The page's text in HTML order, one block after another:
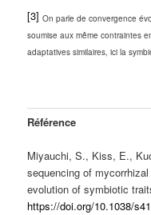
[3] On parle de convergence
soumise aux même contraintes
adaptatives similaires, ici la
Référence
Miyauchi, S., Kiss, E.,
sequencing of
evolution of symbiotic
https://doi.org/10.1038/